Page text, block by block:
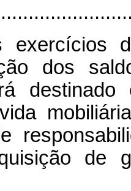
exercícios
dos
destinado
de